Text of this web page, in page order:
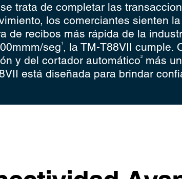
trata de completar las
los comerciantes sienten
de recibos más rápida de la
seg1 , la TM-T88VII cumple.
y del cortador automático2
más
está diseñada para brindar